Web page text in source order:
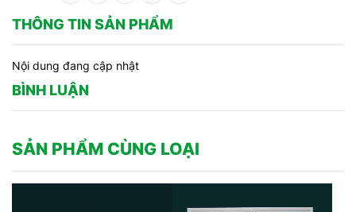
THÔNG TIN SẢN PHẨM
Nội dung đang cập nhật
BÌNH LUẬN
SẢN PHẨM CÙNG LOẠI